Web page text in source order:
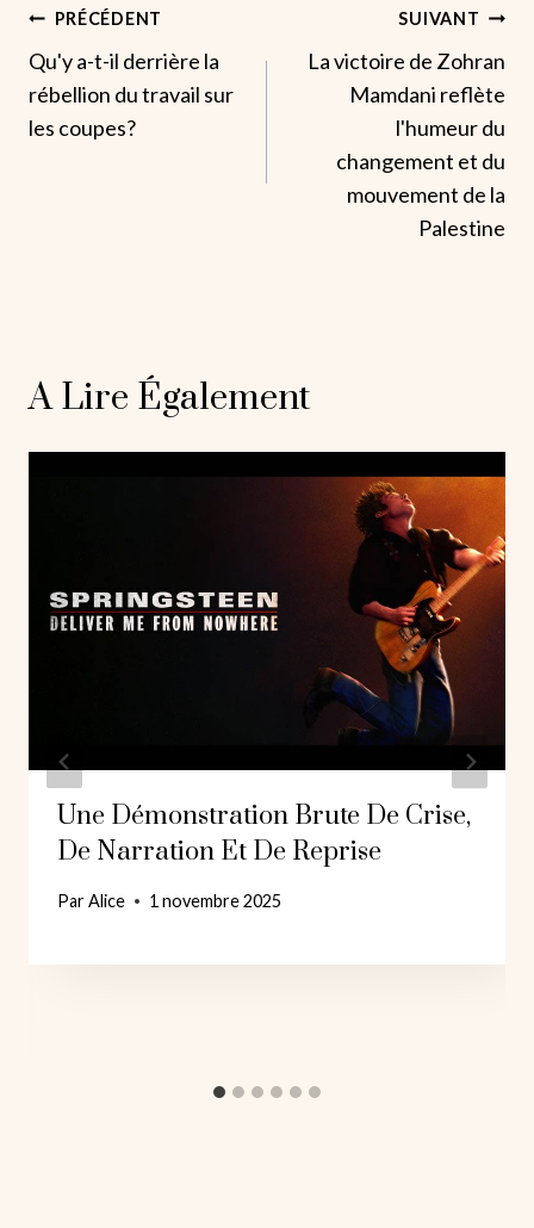
Navigation
De
L’article
PRÉCÉDENT
Qu'y a-t-il derrière la
rébellion du travail sur
les coupes?
SUIVANT
La victoire de Zohran
Mamdani reflète
l'humeur du
changement et du
mouvement de la
Palestine
A Lire Également
Une Démonstration Brute De Crise,
De Narration Et De Reprise
ParAlice 1 novembre 2025